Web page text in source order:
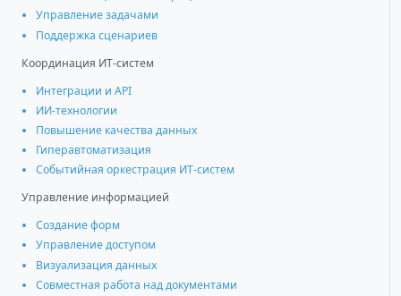
Управление задачами
Поддержка сценариев
Координация ИТ-систем
Интеграции и АРІ
ИИ-технологии
Повышение качества данных
Гиперавтоматизация
Событийная оркестрация ИТ-систем
Управление информацией
Создание форм
Управление доступом
Визуализация данных
Совместная работа над документами